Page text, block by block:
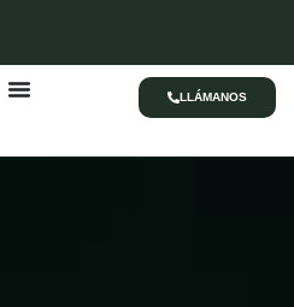
LLÁMANOS